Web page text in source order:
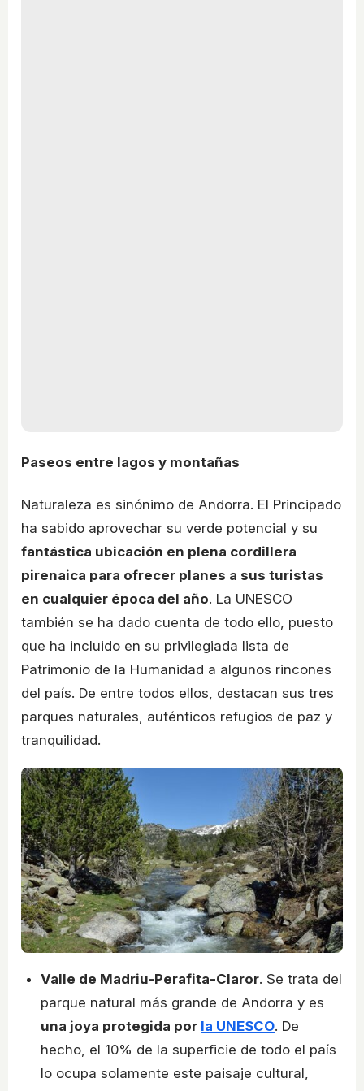
Paseos entre lagos y montañas
Naturaleza es sinónimo de Andorra. El Principado
ha sabido aprovechar su verde potencial y su
fantástica ubicación en plena cordillera
pirenaica para ofrecer planes a sus turistas
en cualquier época del año. La UNESCO
también se ha dado cuenta de todo ello, puesto
que ha incluido en su privilegiada lista de
Patrimonio de la Humanidad a algunos rincones
del país. De entre todos ellos, destacan sus tres
parques naturales, auténticos refugios de paz y
tranquilidad.
Valle de Madriu-Perafita-Claror. Se trata del
parque natural más grande de Andorra y es
una joya protegida por la UNESCO. De
hecho, el 10% de la superficie de todo el país
lo ocupa solamente este paisaje cultural,